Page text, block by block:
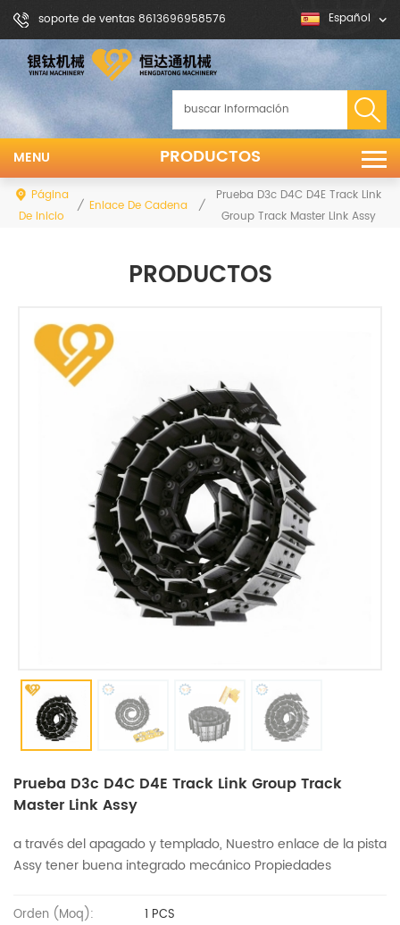
soporte de ventas 8613696958576 Español
PRODUCTOS
MENU
Página
De Inicio
/ Enlace De Cadena De Seguimiento
/
Prueba D3c D4C D4E Track Link
Group Track Master Link Assy
PRODUCTOS
Prueba D3c D4C D4E Track Link Group Track
Master Link Assy
a través del apagadoy templado, Nuestro enlace de la pista
Assy tener buena integrado mecánico Propiedades
Orden (moq):
1 PCS